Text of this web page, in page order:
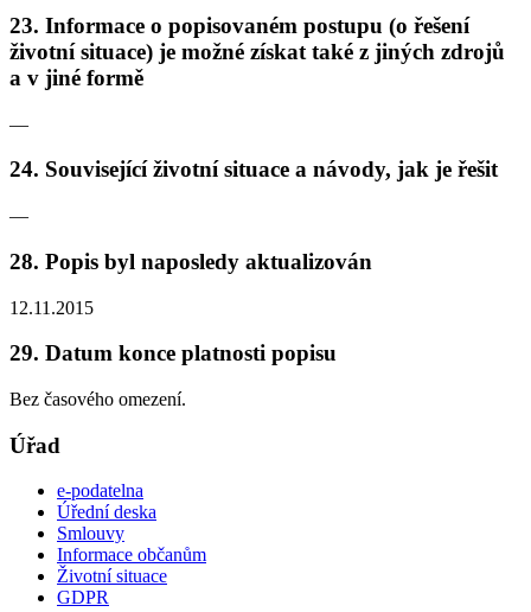
23. Informace o popisovaném postupu (o řešení
životní situace) je možné získat také z jiných zdrojů
a v jiné formě
—
24. Související životní situace a návody, jak je řešit
—
28. Popis byl naposledy aktualizován
12.11.2015
29. Datum konce platnosti popisu
Bez časového omezení.
Úřad
e-podatelna
Úřední deska
Smlouvy
Informace občanům
Životní situace
GDPR